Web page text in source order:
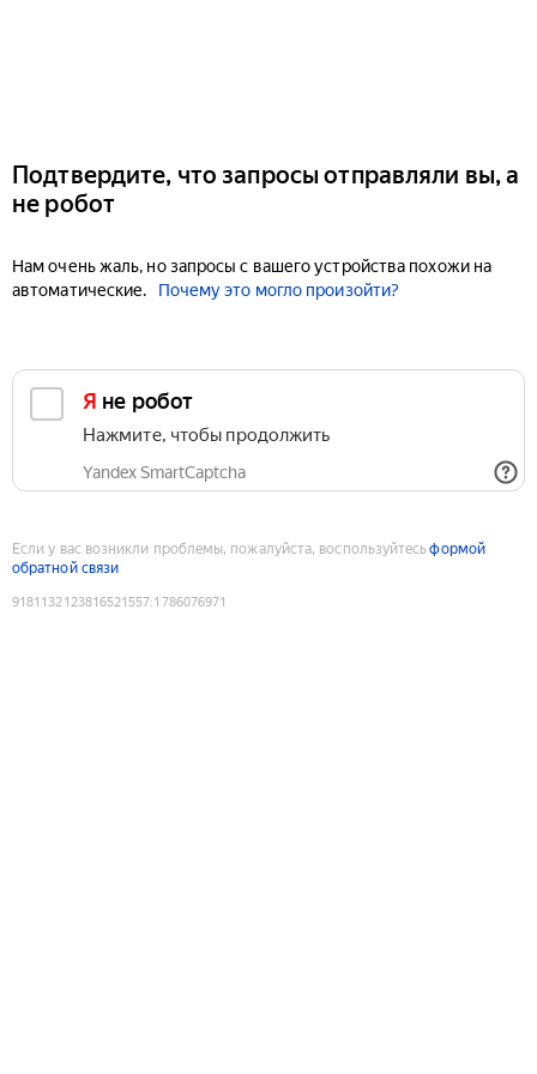
Подтвердите, что запросы отправляли вы, а
не робот
Нам очень жаль, но запросы с вашего устройства похожи на
автоматические.
Почему это могло произойти?
Я не робот
Нажмите, чтобы продолжить
Yandex SmartCaptcha
Если у вас возникли проблемы, пожалуйста, воспользуйтесьформой
обратной связи
9181132123816521557:1786076971